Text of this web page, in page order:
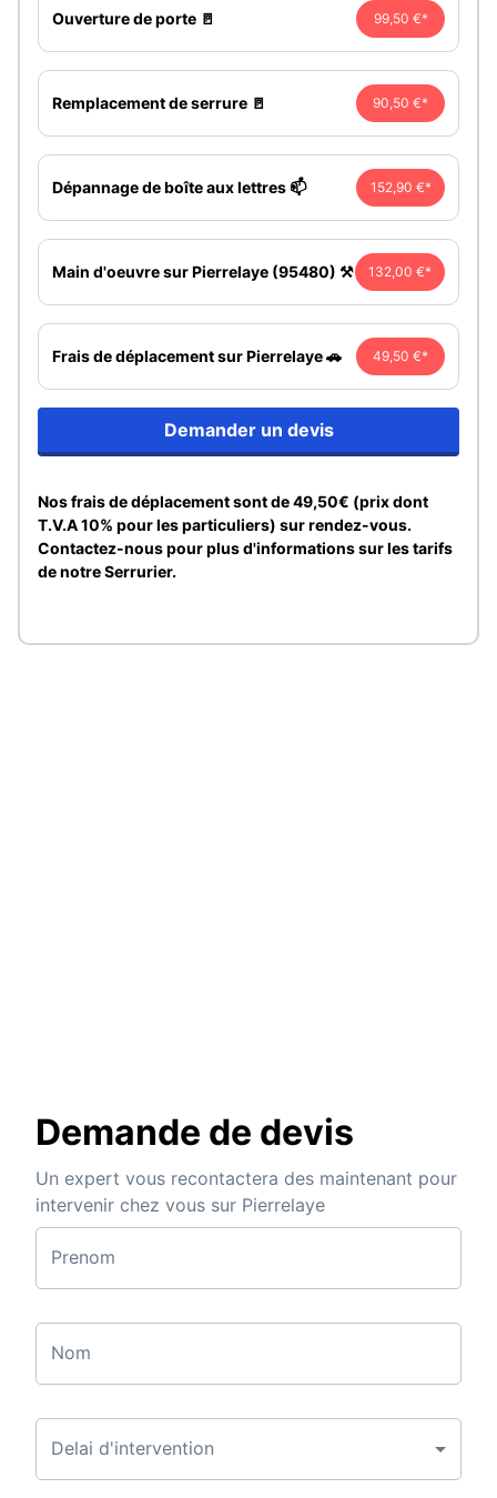
Ouverture de porte 🚪 99,50 €*
Remplacement de serrure 🚪 90,50 €*
Dépannage de boîte aux lettres 📫 152,90 €*
Main d'oeuvre sur Pierrelaye (95480) ⚒️ 132,00 €*
Frais de déplacement sur Pierrelaye 🚗 49,50 €*
Demander un devis
Nos frais de déplacement sont de 49,50€ (prix dont
T.V.A 10% pour les particuliers) sur rendez-vous.
Contactez-nous pour plus d'informations sur les tarifs
de notre Serrurier.
Demande de devis
Un expert vous recontactera des maintenant pour
intervenir chez vous sur Pierrelaye
Prenom
Nom
Delai d'intervention